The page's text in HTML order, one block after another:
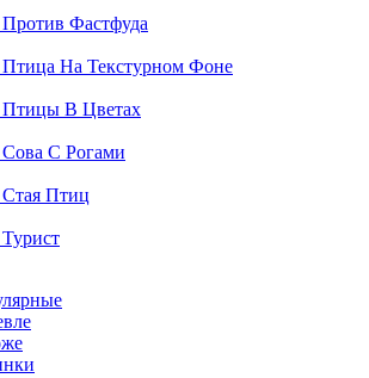
Против Фастфуда
Птица На Текстурном Фоне
Птицы В Цветах
Сова С Рогами
Стая Птиц
Турист